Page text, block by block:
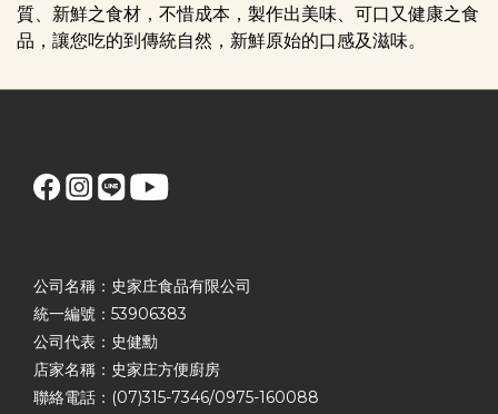
質、新鮮之食材，不惜成本，製作出美味、可口又健康之食
品，讓您吃的到傳統自然，新鮮原始的口感及滋味。
公司名稱：史家庄食品有限公司
統一編號：53906383
公司代表：史健勳
店家名稱：史家庄方便廚房
聯絡電話：(07)315-7346/0975-160088